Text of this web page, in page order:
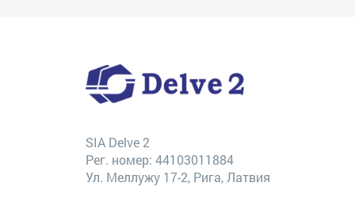
SIA Delve 2
Рег. номер: 44103011884
Ул. Меллужу 17-2, Рига, Латвия